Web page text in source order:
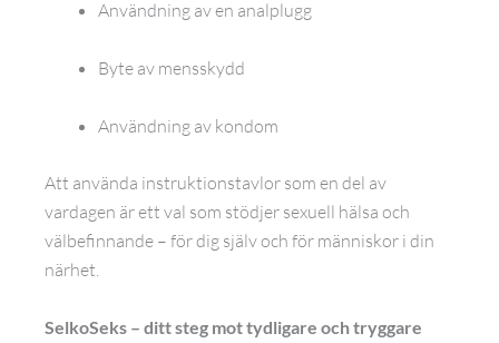
Användning av en analplugg
Byte av mensskydd
Användning av kondom
Att använda instruktionstavlor som en del av
vardagen är ett val som stödjer sexuell hälsa och
välbefinnande – för dig själv och för människor i din
närhet.
SelkoSeks – ditt steg mot tydligare och tryggare